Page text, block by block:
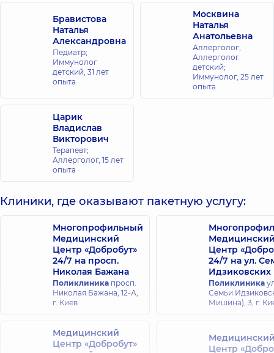
Бравистова
Наталья
Александровна
Педиатр;
Иммунолог
детский, 31 лет
опыта
Москвина
Наталья
Анатольевна
Аллерголог;
Аллерголог
детский;
Иммунолог, 25 лет
опыта
Царик
Владислав
Викторович
Терапевт;
Аллерголог, 15 лет
опыта
Клиники, где оказывают пакетную услугу:
Многопрофильный
Медицинский
Центр «Добробут»
24/7 на просп.
Николая Бажана
Поликлиника просп.
Николая Бажана, 12-А,
г. Киев
Центр
24/7 на ул.
Идзиковских
Поликлиника
Семьи
Мишина), 3, г.
Медицинский
Центр «Добробут»
Центр